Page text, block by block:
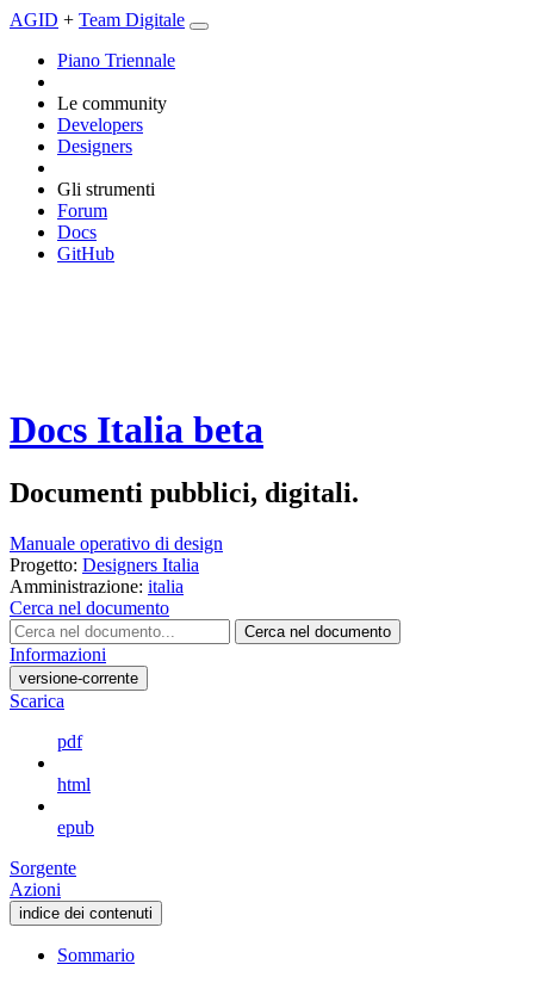
AGID + Team Digitale
Piano Triennale
Le community
Developers
Designers
Gli strumenti
Forum
Docs
GitHub
Docs Italia beta
Documenti pubblici, digitali.
Manuale operativo di design
Progetto: Designers Italia
Amministrazione: italia
Cerca nel documento
Cerca nel documento
Informazioni
versione-corrente
Scarica
pdf
html
epub
Sorgente
Azioni
indice dei contenuti
Sommario